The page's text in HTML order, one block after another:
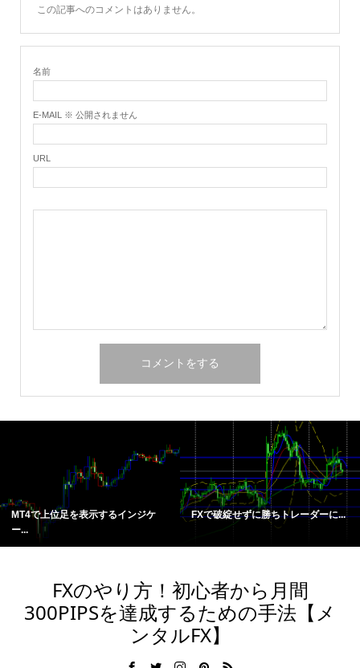
この記事へのコメントはありません。
名前
E-MAIL ※ 公開されません
URL
MT4で上位足を表示するインジケ
ー...
FXで破綻せずに勝ちトレーダーに...
FXのやり方！初心者から月間
300PIPSを達成するための手法【メ
ンタルFX】